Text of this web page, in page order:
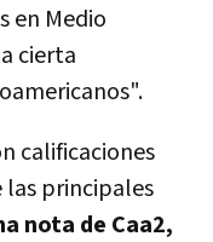
en Medio
cierta
calificaciones
las principales
nota de Caa2,